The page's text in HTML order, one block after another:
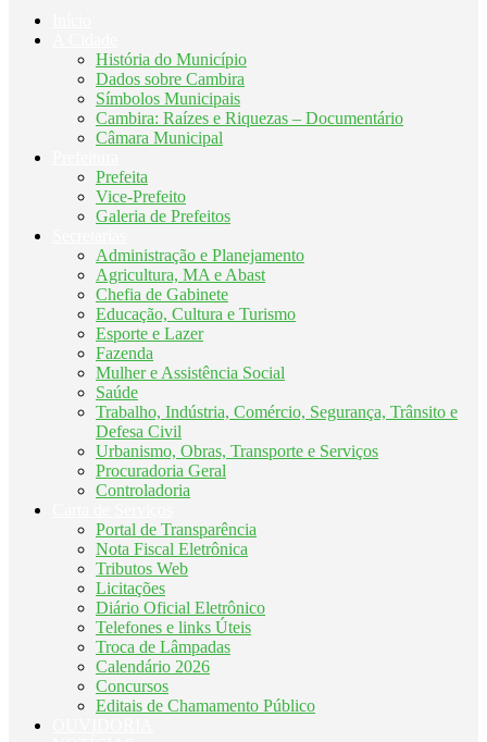
História do Município
Dados sobre Cambira
Símbolos Municipais
Cambira: Raízes e Riquezas – Documentário
Câmara Municipal
Prefeita
Vice-Prefeito
Galeria de Prefeitos
Administração e Planejamento
Agricultura, MA e Abast
Chefia de Gabinete
Educação, Cultura e Turismo
Esporte e Lazer
Fazenda
Mulher e Assistência Social
Saúde
Trabalho, Indústria, Comércio, Segurança, Trânsito e
Defesa Civil
Urbanismo, Obras, Transporte e Serviços
Procuradoria Geral
Controladoria
Portal de Transparência
Nota Fiscal Eletrônica
Tributos Web
Licitações
Diário Oficial Eletrônico
Telefones e links Úteis
Troca de Lâmpadas
Calendário 2026
Concursos
Editais de Chamamento Público